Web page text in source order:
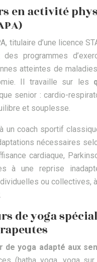
en activité
titulaire d’une licence
des programmes
atteintes de
Il travaille sur les
senior : cardio-
et souplesse.
un coach sportif
nécessaires
cardiaque,
à une reprise
ou collectives,
de yoga
de yoga adapté aux